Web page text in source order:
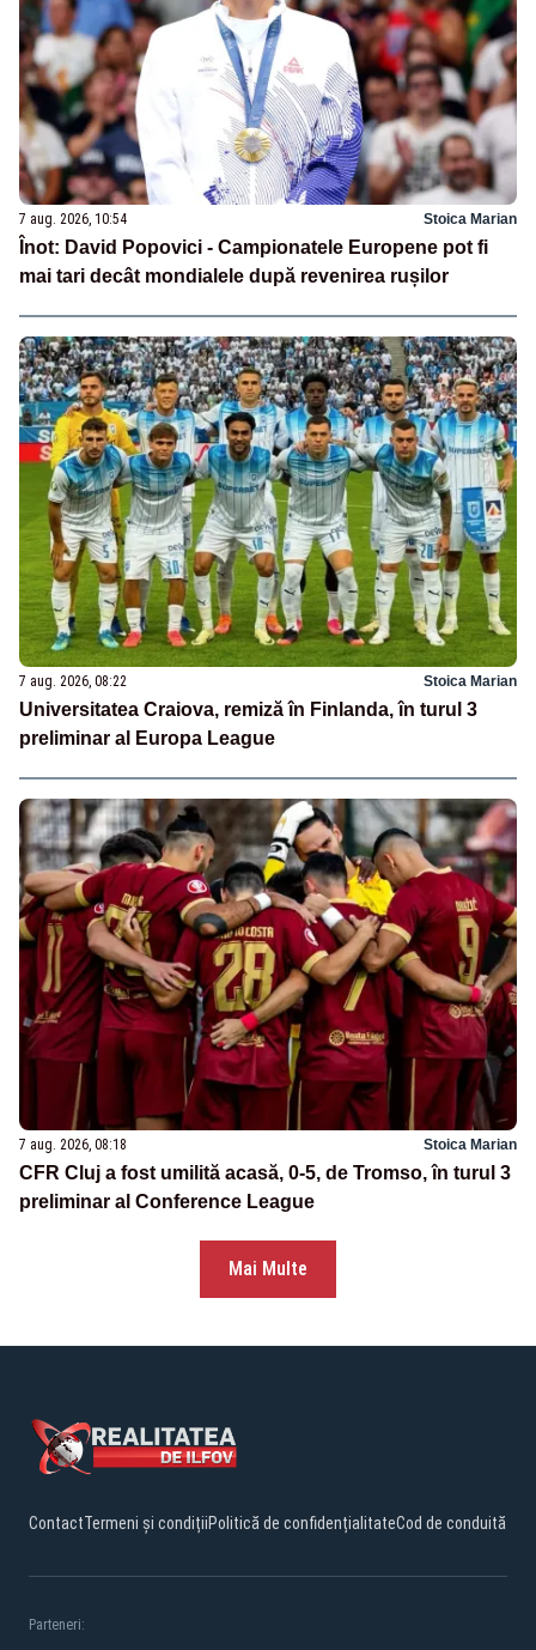
7 aug. 2026, 10:54 Stoica Marian
Înot: David Popovici - Campionatele Europene pot fi
mai tari decât mondialele după revenirea rușilor
7 aug. 2026, 08:22 Stoica Marian
Universitatea Craiova, remiză în Finlanda, în turul 3
preliminar al Europa League
7 aug. 2026, 08:18 Stoica Marian
CFR Cluj a fost umilită acasă, 0-5, de Tromso, în turul 3
preliminar al Conference League
Mai Multe
ContactTermeni și condițiiPolitică de confidențialitateCod de conduită
Parteneri: